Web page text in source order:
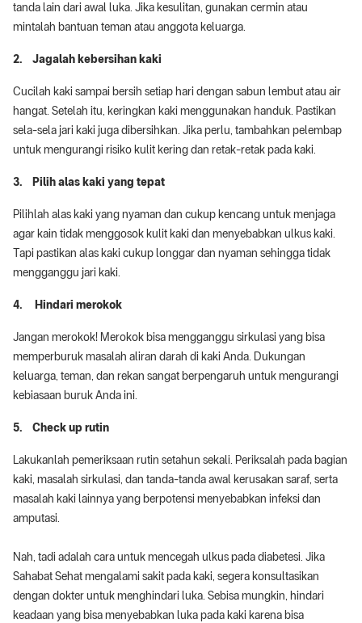
tanda lain dari awal luka. Jika kesulitan, gunakan cermin atau
mintalah bantuan teman atau anggota keluarga.
2. Jagalah kebersihan kaki
Cucilah kaki sampai bersih setiap hari dengan sabun lembut atau air
hangat. Setelah itu, keringkan kaki menggunakan handuk. Pastikan
sela-sela jari kaki juga dibersihkan. Jika perlu, tambahkan pelembap
untuk mengurangi risiko kulit kering dan retak-retak pada kaki.
3. Pilih alas kaki yang tepat
Pilihlah alas kaki yang nyaman dan cukup kencang untuk menjaga
agar kain tidak menggosok kulit kaki dan menyebabkan ulkus kaki.
Tapi pastikan alas kaki cukup longgar dan nyaman sehingga tidak
mengganggu jari kaki.
4. Hindari merokok
Jangan merokok! Merokok bisa mengganggu sirkulasi yang bisa
memperburuk masalah aliran darah di kaki Anda. Dukungan
keluarga, teman, dan rekan sangat berpengaruh untuk mengurangi
kebiasaan buruk Anda ini.
5. Check up rutin
Lakukanlah pemeriksaan rutin setahun sekali. Periksalah pada bagian
kaki, masalah sirkulasi, dan tanda-tanda awal kerusakan saraf, serta
masalah kaki lainnya yang berpotensi menyebabkan infeksi dan
amputasi.
Nah, tadi adalah cara untuk mencegah ulkus pada diabetesi. Jika
Sahabat Sehat mengalami sakit pada kaki, segera konsultasikan
dengan dokter untuk menghindari luka. Sebisa mungkin, hindari
keadaan yang bisa menyebabkan luka pada kaki karena bisa